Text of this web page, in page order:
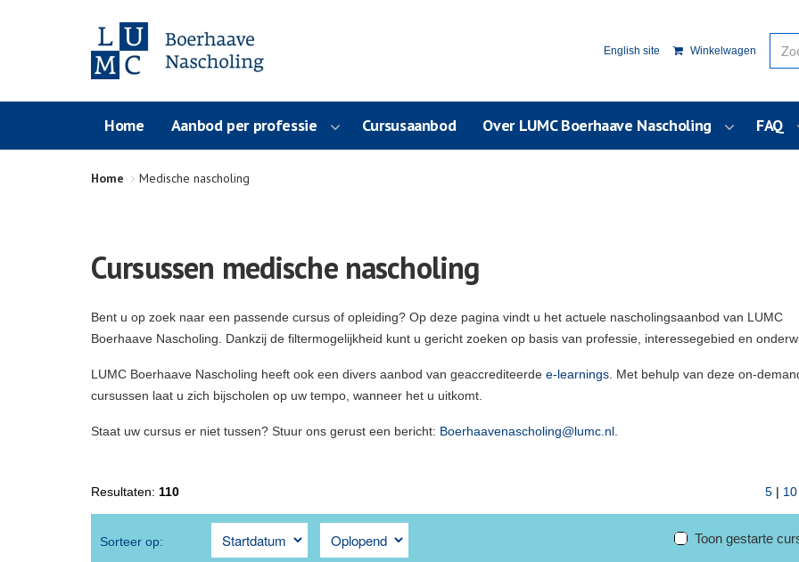
English site Winkelwagen
Home Aanbod per professie Cursusaanbod Over LUMC Boerhaave Nascholing FAQ
Home Medische nascholing
Cursussen medische nascholing
Bent u op zoek naar een passende cursus of opleiding? Op deze pagina vindt u het actuele nascholingsaanbod van LUMC
Boerhaave Nascholing. Dankzij de filtermogelijkheid kunt u gericht zoeken op basis van professie, interessegebied en
LUMC Boerhaave Nascholing heeft ook een divers aanbod van geaccrediteerde e-learnings . Met behulp van deze on-
cursussen laat u zich bijscholen op uw tempo, wanneer het u uitkomt.
Staat uw cursus er niet tussen? Stuur ons gerust een bericht: Boerhaavenascholing@lumc.nl
Resultaten: 110 5| 10
Sorteer op: Toon gestarte